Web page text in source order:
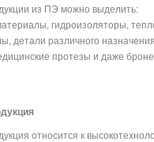
из ПЭ можно выделить:
гидроизоляторы,
детали различного
протезы и даже
относится к